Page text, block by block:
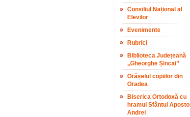
Consiliul Național al
Elevilor
Evenimente
Rubrici
Biblioteca Județeană
„Gheorghe Șincai”
Orășelul copiilor din
Oradea
Biserica Ortodoxă cu
hramul Sfântul Apostol
Andrei